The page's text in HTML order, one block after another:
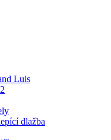
Luis
dlažba